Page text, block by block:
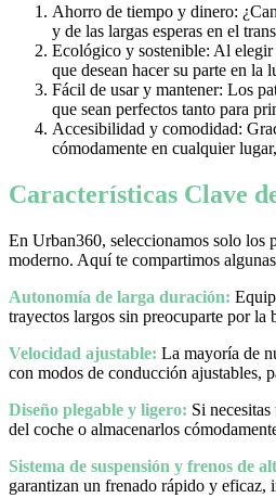
Ahorro de tiempo y dinero:
y de las largas esperas en el
Ecológico y sostenible: Al elegir
que desean hacer su parte en
Fácil de usar y mantener: Los
que sean perfectos tanto para
Accesibilidad y comodidad:
cómodamente en cualquier
Características Clave
En Urban360, seleccionamos solo los
moderno. Aquí te compartimos
Autonomía de larga duración:
trayectos largos sin preocuparte por la
Velocidad ajustable: La mayoría de
con modos de conducción ajustables,
Diseño plegable y ligero: Si
del coche o almacenarlos
Sistema de suspensión y frenos de
garantizan un frenado rápido y eficaz,